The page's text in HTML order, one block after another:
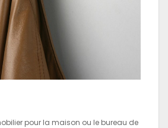
pour la maison ou le bureau de